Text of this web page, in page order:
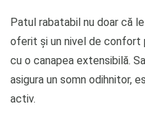
Patul rabatabil nu doar că
oferit și un nivel de confort
cu o canapea extensibilă.
asigura un somn odihnitor,
activ.